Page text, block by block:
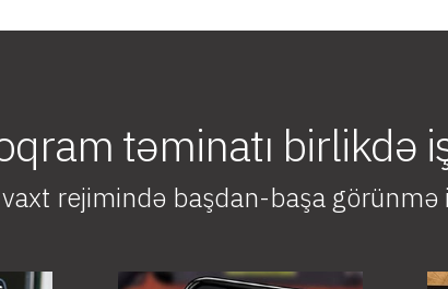
təminatı birlikdə
rejimində başdan-başa görünmə